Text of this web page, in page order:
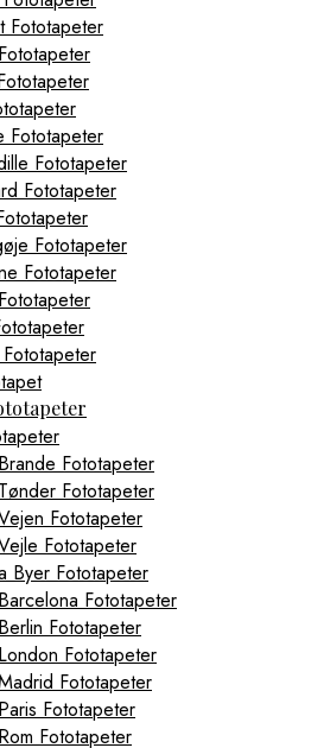
Fototapeter
Fototapeter
Fototapeter
Fototapeter
Fototapeter
Fototapeter
Brande Fototapeter
Tønder Fototapeter
Fototapeter
Fototapeter
Byer Fototapeter
Barcelona Fototapeter
Berlin Fototapeter
London Fototapeter
Fototapeter
Paris Fototapeter
Rom Fototapeter